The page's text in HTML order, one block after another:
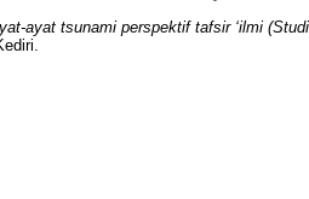
ayat tsunami perspektif tafsir ‘ilmi